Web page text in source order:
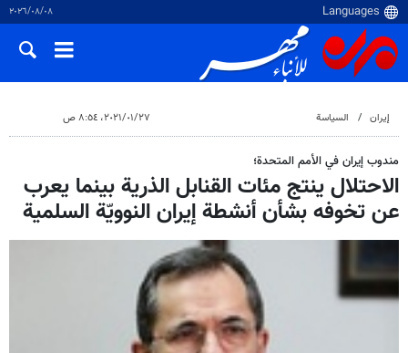
٠٨‏/٠٨‏/٢٠٢٦
إيران السياسة ٢٧‏/٠١‏/٢٠٢١، ٨:٥٤ ص
مندوب إيران في الأمم المتحدة؛
الاحتلال ينتج مئات القنابل الذرية بينما يعرب
عن تخوفه بشأن أنشطة إيران النوويّة السلمية